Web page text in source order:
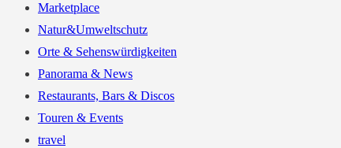
Marketplace
Natur&Umweltschutz
Orte & Sehenswürdigkeiten
Panorama & News
Restaurants, Bars & Discos
Touren & Events
travel